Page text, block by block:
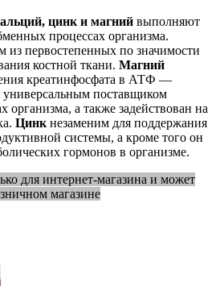
цинк и магний выполняют
процессах организма.
из первостепенных по значимости
костной ткани. Магний
креатинфосфата в АТФ —
поставщиком
организма, а также задействован на
Цинк незаменим для поддержания
системы, а кроме того он
гормонов в организме.
для интернет-магазина и может
магазине